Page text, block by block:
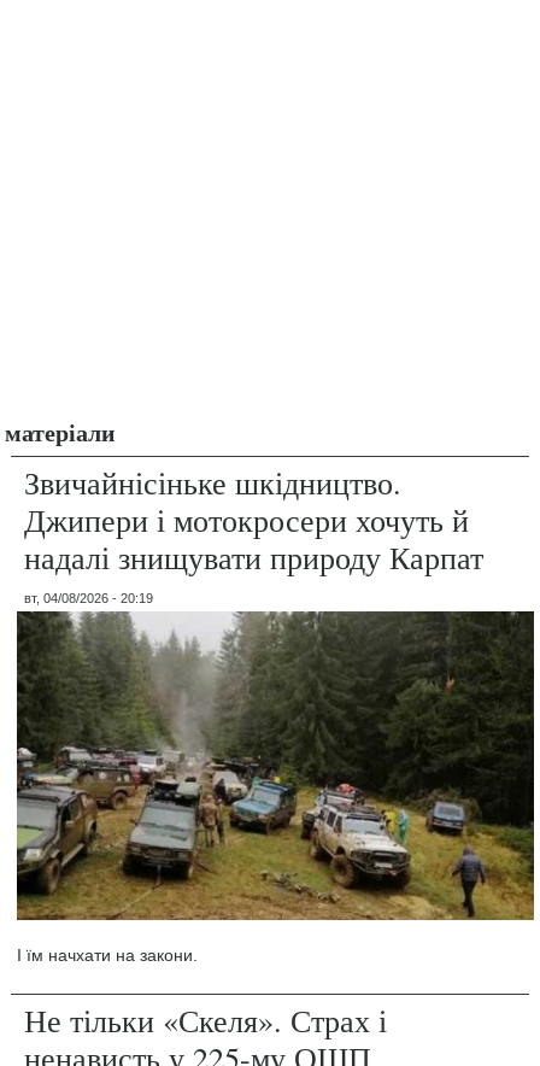
матеріали
Звичайнісіньке шкідництво.
Джипери і мотокросери хочуть й
надалі знищувати природу Карпат
вт, 04/08/2026 - 20:19
І їм начхати на закони.
Не тільки «Скеля». Страх і
ненависть у 225-му ОШП